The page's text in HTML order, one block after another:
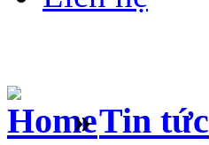
» Tin tức